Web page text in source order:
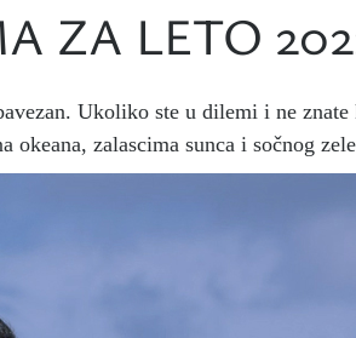
ZA LETO
Ukoliko ste u dilemi i ne
zalascima sunca i sočnog